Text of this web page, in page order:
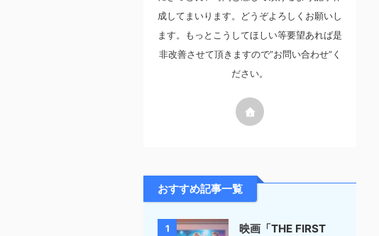
成してまいります。どうぞよろしくお願いし
ます。もっとこうしてほしい等要望あれば是
非改善させて頂きますので”お問い合わせ”く
ださい。
おすすめ記事一覧
1
映画「THE FIRST